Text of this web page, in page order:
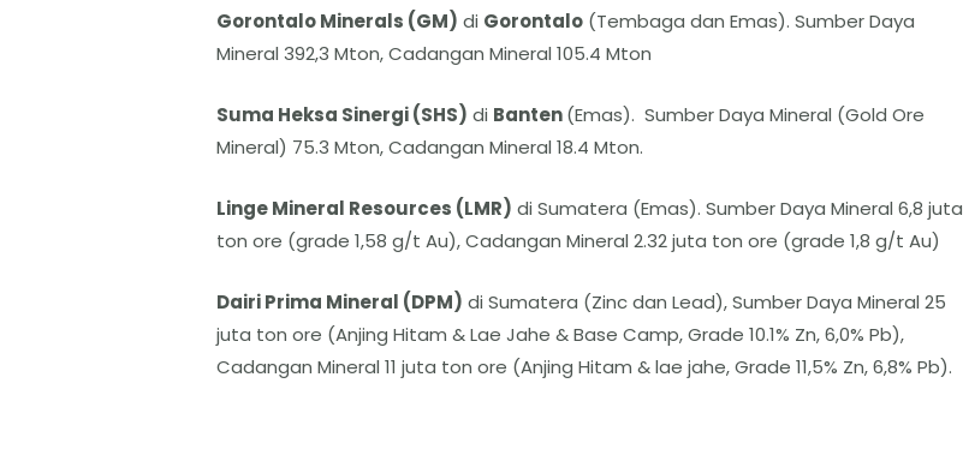
Gorontalo Minerals (GM) di Gorontalo(Tembaga dan Emas). Sumber Daya
Mineral 392,3 Mton, Cadangan Mineral 105.4 Mton
Suma Heksa Sinergi (SHS) di Banten(Emas). Sumber Daya Mineral (Gold Ore
Mineral) 75.3 Mton, Cadangan Mineral 18.4 Mton.
Linge Mineral Resources (LMR) di Sumatera (Emas). Sumber Daya Mineral 6,8 juta
ton ore (grade 1,58 g/t Au), Cadangan Mineral 2.32 juta ton ore (grade 1,8 g/t Au)
Dairi Prima Mineral (DPM) di Sumatera (Zinc dan Lead), Sumber Daya Mineral 25
juta ton ore (Anjing Hitam & Lae Jahe & Base Camp, Grade 10.1% Zn, 6,0% Pb),
Cadangan Mineral 11 juta ton ore (Anjing Hitam & lae jahe, Grade 11,5% Zn, 6,8% Pb).